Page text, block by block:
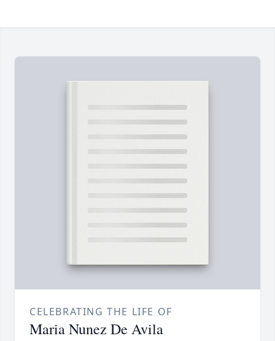
CELEBRATING THE LIFE OF
Maria Nunez De Avila